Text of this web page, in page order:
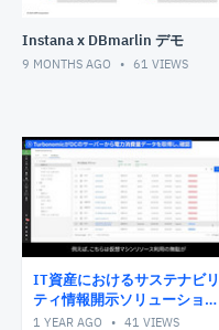
Instana x DBmarlin デモ
9 MONTHS AGO 61 VIEWS
IT資産におけるサステナビリ
ティ情報開示ソリューション
-Turbonomic・
1 YEAR AGO 41 VIEWS